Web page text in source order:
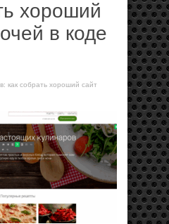
хороший
в коде
как собрать хороший сайт